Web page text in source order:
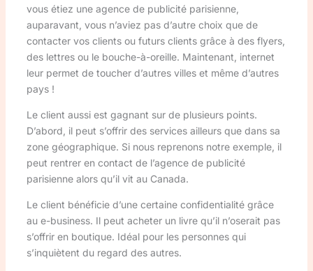
vous étiez une agence de publicité parisienne,
auparavant, vous n’aviez pas d’autre choix que de
contacter vos clients ou futurs clients grâce à des flyers,
des lettres ou le bouche-à-oreille. Maintenant, internet
leur permet de toucher d’autres villes et même d’autres
pays !
Le client aussi est gagnant sur de plusieurs points.
D’abord, il peut s’offrir des services ailleurs que dans sa
zone géographique. Si nous reprenons notre exemple, il
peut rentrer en contact de l’agence de publicité
parisienne alors qu’il vit au Canada.
Le client bénéficie d’une certaine confidentialité grâce
au e-business. Il peut acheter un livre qu’il n’oserait pas
s’offrir en boutique. Idéal pour les personnes qui
s’inquiètent du regard des autres.